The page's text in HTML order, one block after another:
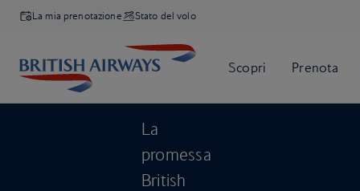
La mia prenotazione Stato del volo
La
promessa
British